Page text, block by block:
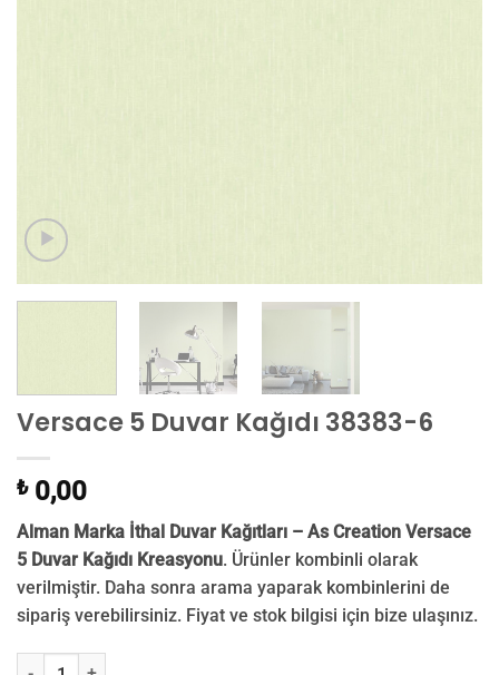
Versace 5 Duvar Kağıdı 38383-6
₺0,00
Alman Marka İthal Duvar Kağıtları – As Creation Versace
5 Duvar Kağıdı Kreasyonu. Ürünler kombinli olarak
verilmiştir. Daha sonra arama yaparak kombinlerini de
sipariş verebilirsiniz. Fiyat ve stok bilgisi için bize ulaşınız.
Versace 5 Duvar Kağıdı 38383-6 adet